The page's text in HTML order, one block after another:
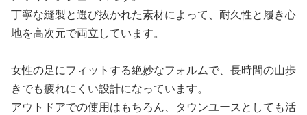
丁寧な縫製と選び抜かれた素材によって、耐久性と履き心
地を高次元で両立しています。
女性の足にフィットする絶妙なフォルムで、長時間の山歩
きでも疲れにくい設計になっています。
アウトドアでの使用はもちろん、タウンユースとしても活